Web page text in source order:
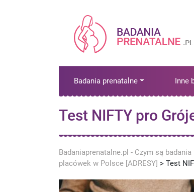
Badania prenatalne Inne
Test NIFTY pro
Badaniaprenatalne.pl - Czym są
placówek w Polsce [ADRESY] > Test